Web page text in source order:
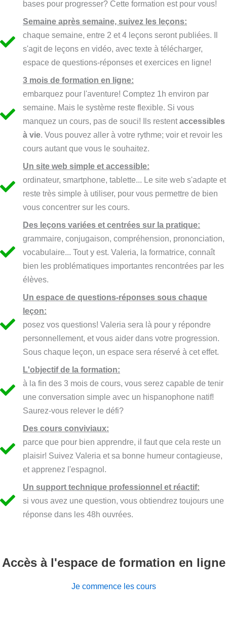
bases pour progresser? Cette formation est pour vous!
Semaine après semaine, suivez les leçons:
chaque semaine, entre 2 et 4 leçons seront publiées. Il
s'agit de leçons en vidéo, avec texte à télécharger,
espace de questions-réponses et exercices en ligne!
3 mois de formation en ligne:
embarquez pour l'aventure! Comptez 1h environ par
semaine. Mais le système reste flexible. Si vous
manquez un cours, pas de souci! Ils restentaccessibles
à vie. Vous pouvez aller à votre rythme; voir et revoir les
cours autant que vous le souhaitez.
Un site web simple et accessible:
ordinateur, smartphone, tablette... Le site web s'adapte et
reste très simple à utiliser, pour vous permettre de bien
vous concentrer sur les cours.
Des leçons variées et centrées sur la pratique:
grammaire, conjugaison, compréhension, prononciation,
vocabulaire... Tout y est. Valeria, la formatrice, connaît
bien les problématiques importantes rencontrées par les
élèves.
Un espace de questions-réponses sous chaque
leçon:
posez vos questions! Valeria sera là pour y répondre
personnellement, et vous aider dans votre progression.
Sous chaque leçon, un espace sera réservé à cet effet.
L'objectif de la formation:
à la fin des 3 mois de cours, vous serez capable de tenir
une conversation simple avec un hispanophone natif!
Saurez-vous relever le défi?
Des cours conviviaux:
parce que pour bien apprendre, il faut que cela reste un
plaisir! Suivez Valeria et sa bonne humeur contagieuse,
et apprenez l'espagnol.
Un support technique professionnel et réactif:
si vous avez une question, vous obtiendrez toujours une
réponse dans les 48h ouvrées.
Accès à l'espace de formation en ligne
Je commence les cours